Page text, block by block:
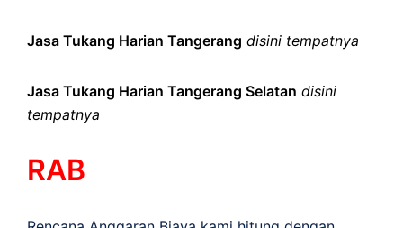
Jasa Tukang Harian Tangerang disini tempatnya
Jasa Tukang Harian Tangerang Selatan disini
tempatnya
RAB